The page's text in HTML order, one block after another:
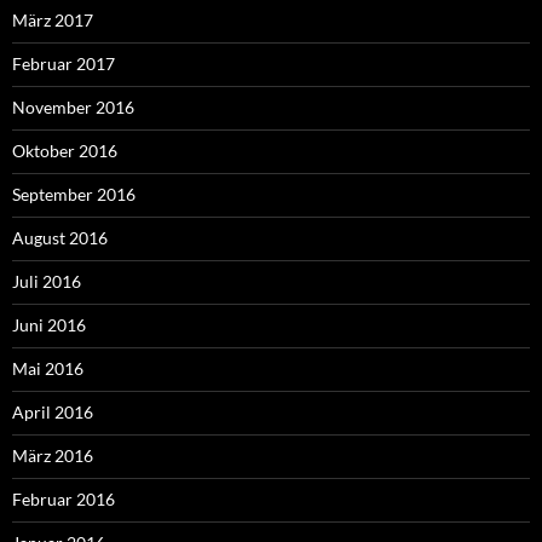
März 2017
Februar 2017
November 2016
Oktober 2016
September 2016
August 2016
Juli 2016
Juni 2016
Mai 2016
April 2016
März 2016
Februar 2016